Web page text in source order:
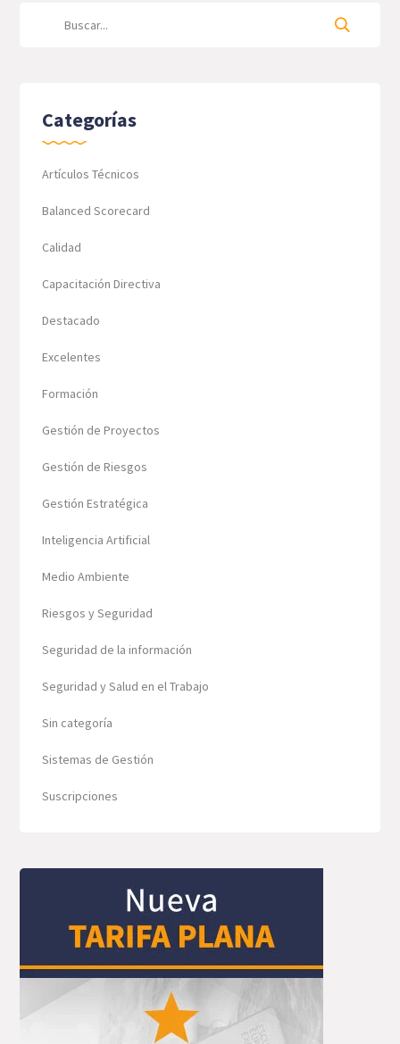
Categorías
Artículos Técnicos
Balanced Scorecard
Calidad
Capacitación Directiva
Destacado
Excelentes
Formación
Gestión de Proyectos
Gestión de Riesgos
Gestión Estratégica
Inteligencia Artificial
Medio Ambiente
Riesgos y Seguridad
Seguridad de la información
Seguridad y Salud en el Trabajo
Sin categoría
Sistemas de Gestión
Suscripciones